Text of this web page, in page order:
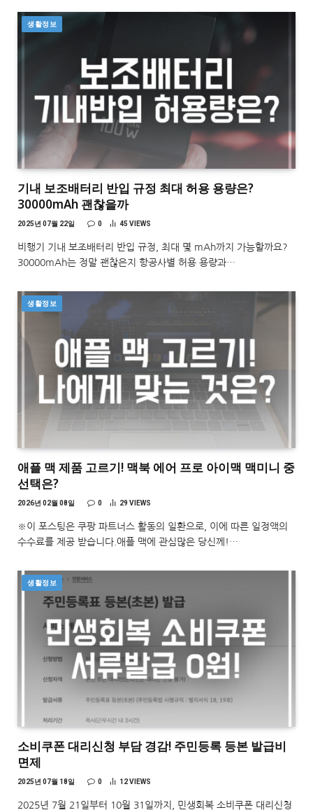
생활정보
기내 보조배터리 반입 규정 최대 허용 용량은?
30000mAh 괜찮을까
2025년 07월 22일 0 45VIEWS
비행기 기내 보조배터리 반입 규정, 최대 몇 mAh까지 가능할까요?
30000mAh는 정말 괜찮은지 항공사별 허용 용량과…
생활정보
애플 맥 제품 고르기! 맥북 에어 프로 아이맥 맥미니 중
선택은?
2026년 02월 08일 0 29 VIEWS
※이 포스팅은 쿠팡 파트너스 활동의 일환으로, 이에 따른 일정액의
수수료를 제공 받습니다.애플 맥에 관심많은 당신께!…
생활정보
소비쿠폰 대리신청 부담 경감! 주민등록 등본 발급비
면제
2025년 07월 18일 0 12VIEWS
2025년 7월 21일부터 10월 31일까지, 민생회복 소비쿠폰 대리신청